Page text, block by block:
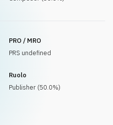
PRO / MRO
PRS undefined
Ruolo
Publisher (50.0%)